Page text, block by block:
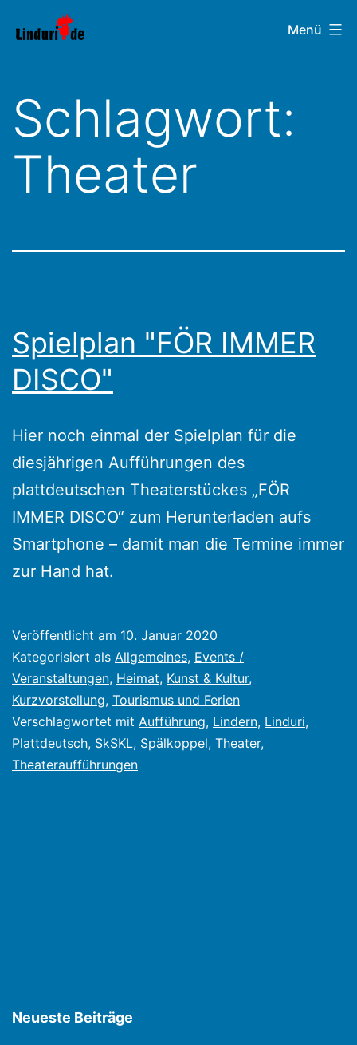
Inhalt
Linduri.de Menü
Schlagwort:
Theater
Spielplan "FÖR IMMER
DISCO"
Hier noch einmal der Spielplan für die
diesjährigen Aufführungen des
plattdeutschen Theaterstückes „FÖR
IMMER DISCO“ zum Herunterladen aufs
Smartphone – damit man die Termine immer
zur Hand hat.
Veröffentlicht am 10. Januar 2020
Kategorisiert als Allgemeines, Events /
Veranstaltungen, Heimat, Kunst & Kultur,
Kurzvorstellung, Tourismus und Ferien
Verschlagwortet mit Aufführung, Lindern, Linduri,
Plattdeutsch, SkSKL, Spälkoppel, Theater,
Theateraufführungen
Neueste Beiträge